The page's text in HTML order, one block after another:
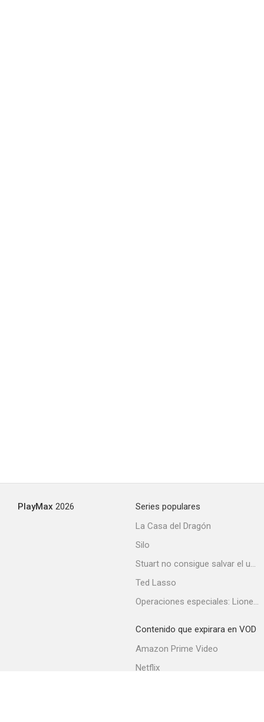
PlayMax 2026
Series populares
La Casa del Dragón
Silo
Stuart no consigue salvar el universo
Ted Lasso
Operaciones especiales: Lioness
Contenido que expirara en VOD
Amazon Prime Video
Netflix